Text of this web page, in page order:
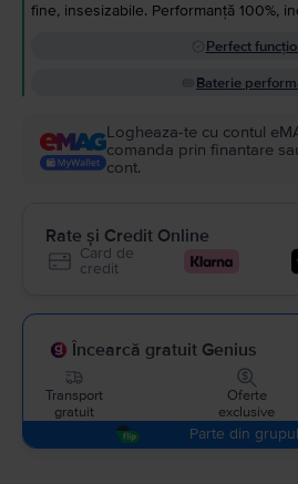
fine, insesizabile. Performanță 100%,
Perfect
Baterie
Logheaza-te cu contul
comanda prin finantare
cont.
Rate și Credit Online
Card de
credit
Încearcă gratuit Genius
Transport
gratuit
Oferte
exclusive
Parte din grupul